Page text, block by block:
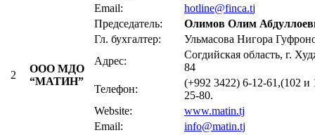
Email:
hotline@finca.tj
2
ООО МДО
“МАТИН”
Председатель:
Олимов Олим
Гл. бухгалтер:
Ульмасова Нигора
Адрес:
Согдийская область, г.
84
Телефон:
(+992 3422) 6-12-61,(102 и
25-80.
Website:
www.matin.tj
Email:
info@matin.tj